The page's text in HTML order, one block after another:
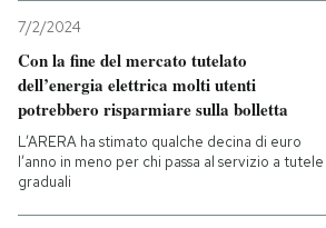
7/2/2024
Con la fine del mercato tutelato
dell’energia elettrica molti utenti
potrebbero risparmiare sulla bolletta
L’ARERA ha stimato qualche decina di euro
l’anno in meno per chi passa al servizio a tutele
graduali